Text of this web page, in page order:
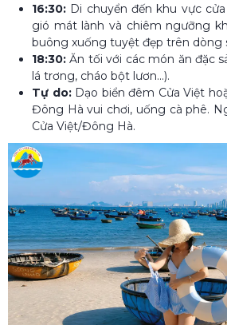
16:30: Di chuyển đến khu vực
gió mát lành và chiêm ngưỡng
buông xuống tuyệt đẹp trên dòng
18:30:Ăn tối với các món ăn đặc
lá trơng, cháo bột lươn...).
Tự do:Dạo biển đêm Cửa Việt
Đông Hà vui chơi, uống cà phê.
Cửa Việt/Đông Hà.